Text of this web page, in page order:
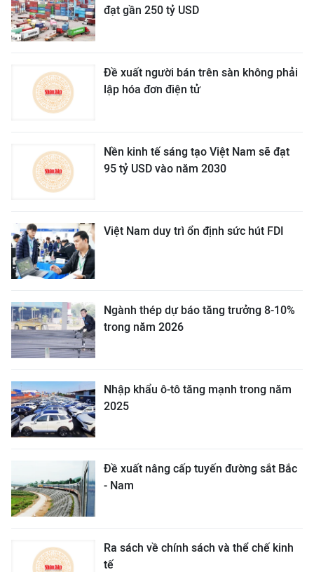
đạt gần 250 tỷ USD
Đề xuất người bán trên sàn không phải
lập hóa đơn điện tử
Nền kinh tế sáng tạo Việt Nam sẽ đạt
95 tỷ USD vào năm 2030
Việt Nam duy trì ổn định sức hút FDI
Ngành thép dự báo tăng trưởng 8-10%
trong năm 2026
Nhập khẩu ô-tô tăng mạnh trong năm
2025
Đề xuất nâng cấp tuyến đường sắt Bắc
- Nam
Ra sách về chính sách và thể chế kinh
tế